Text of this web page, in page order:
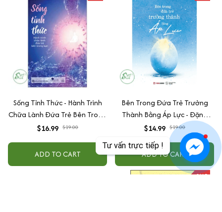
Tư vấn trực tiếp !
Sống Tỉnh Thức - Hành Trình
Chữa Lành Đứa Trẻ Bên Trong
Bạn
$16.99 $19.00
ADD TO CART
Bên Trong Đứa Trẻ Trưởng
Thành Bằng Áp Lực - Đặng
Hoàng Ngân
$14.99 $19.00
ADD TO CART
SALE